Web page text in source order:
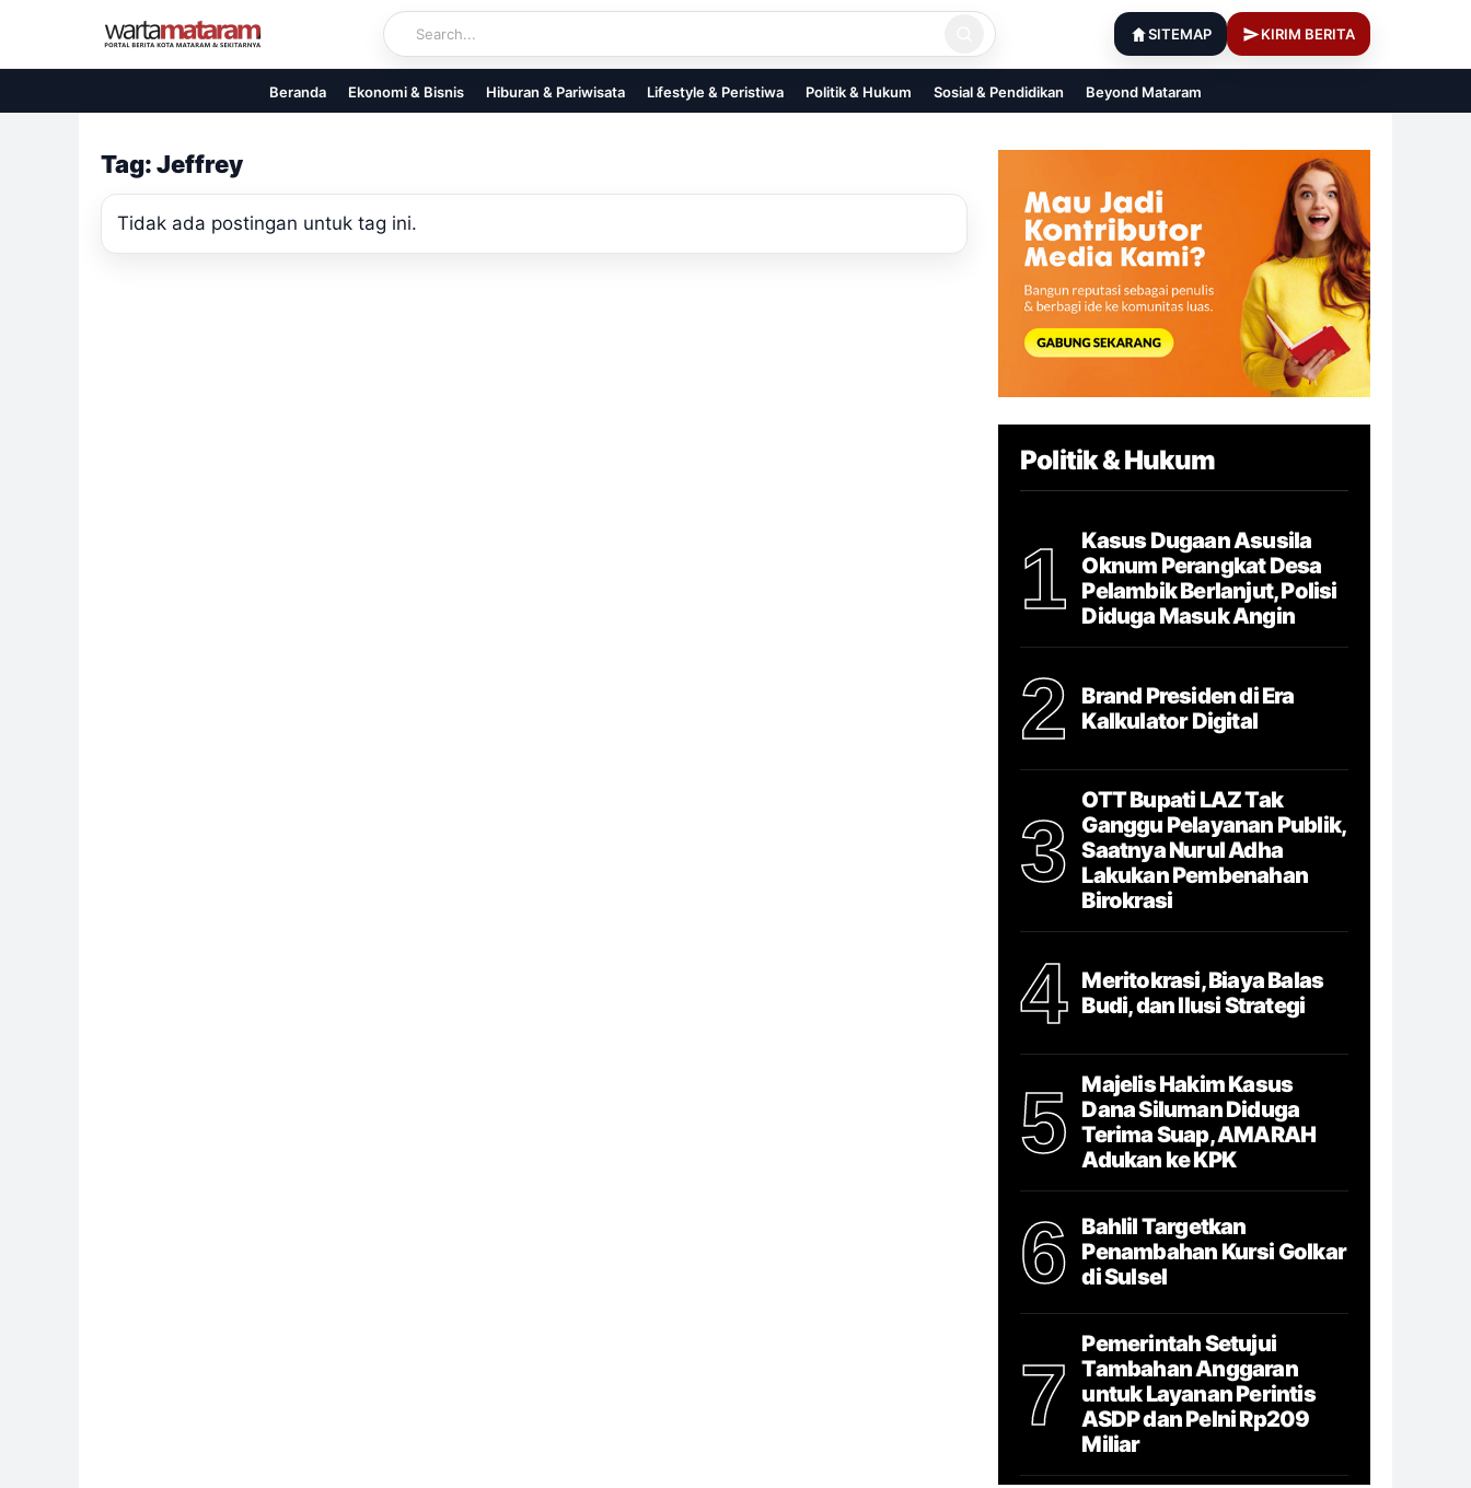
content
SITEMAP KIRIM BERITA
Beranda Ekonomi & Bisnis Hiburan & Pariwisata Lifestyle & Peristiwa Politik & Hukum Sosial & Pendidikan Beyond Mataram
Tag: Jeffrey
Tidak ada postingan untuk tag ini.
Politik & Hukum
1
Kasus Dugaan Asusila
Oknum Perangkat Desa
Pelambik Berlanjut, Polisi
Diduga Masuk Angin
2
Brand Presiden di Era
Kalkulator Digital
3
OTT Bupati LAZ Tak
Ganggu Pelayanan Publik,
Saatnya Nurul Adha
Lakukan Pembenahan
Birokrasi
4
Meritokrasi, Biaya Balas
Budi, dan Ilusi Strategi
5
Majelis Hakim Kasus
Dana Siluman Diduga
Terima Suap, AMARAH
Adukan ke KPK
6
Bahlil Targetkan
Penambahan Kursi Golkar
di Sulsel
7
Pemerintah Setujui
Tambahan Anggaran
untuk Layanan Perintis
ASDP dan Pelni Rp209
Miliar